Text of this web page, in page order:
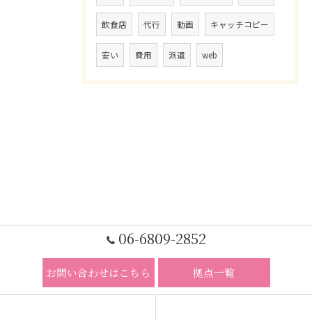
飲食店 代行 動画 キャッチコピー
安い 費用 派遣 web
06-6809-2852
お問い合わせはこちら 拠点一覧